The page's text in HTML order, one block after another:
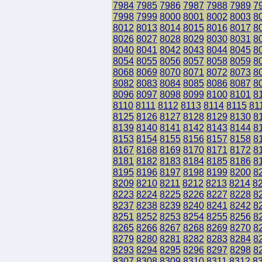
7984 7985 7986 7987 7988 7989
7998 7999 8000 8001 8002 8003
8012 8013 8014 8015 8016 8017
8026 8027 8028 8029 8030 8031
8040 8041 8042 8043 8044 8045
8054 8055 8056 8057 8058 8059
8068 8069 8070 8071 8072 8073
8082 8083 8084 8085 8086 8087
8096 8097 8098 8099 8100 8101
8110 8111 8112 8113 8114 8115
8125 8126 8127 8128 8129 8130
8139 8140 8141 8142 8143 8144
8153 8154 8155 8156 8157 8158
8167 8168 8169 8170 8171 8172
8181 8182 8183 8184 8185 8186
8195 8196 8197 8198 8199 8200
8209 8210 8211 8212 8213 8214
8223 8224 8225 8226 8227 8228
8237 8238 8239 8240 8241 8242
8251 8252 8253 8254 8255 8256
8265 8266 8267 8268 8269 8270
8279 8280 8281 8282 8283 8284
8293 8294 8295 8296 8297 8298